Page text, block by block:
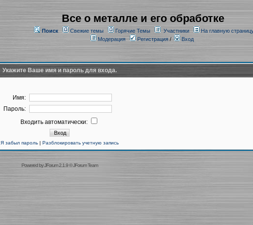
Все о металле и его обработке
Поиск Свежие темы Горячие Темы Участники
На главную
Модерация
Регистрация/ Вход
Укажите Ваше имя и пароль для входа.
Имя:
Пароль:
Входить автоматически:
Я забыл пароль| Разблокировать учетную запись
Powered byJForum 2.1.9©JForum Team